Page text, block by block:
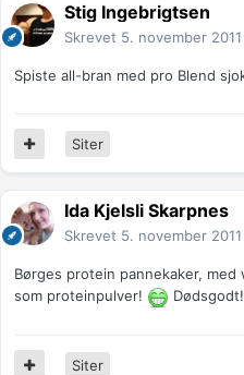
Stig Ingebrigtsen
Skrevet 5. november 2011
Spiste all-bran med pro Blend
Siter
Ida Kjelsli Skarpnes
Skrevet 5. november 2011
Børges protein pannekaker,
som proteinpulver!
Dødsgodt!
Siter